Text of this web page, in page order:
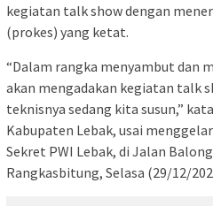
kegiatan talk show dengan
(prokes) yang ketat.
“Dalam rangka menyambut dan
akan mengadakan kegiatan talk
teknisnya sedang kita susun,”
Kabupaten Lebak, usai
Sekret PWI Lebak, di Jalan
Rangkasbitung, Selasa (29/12/